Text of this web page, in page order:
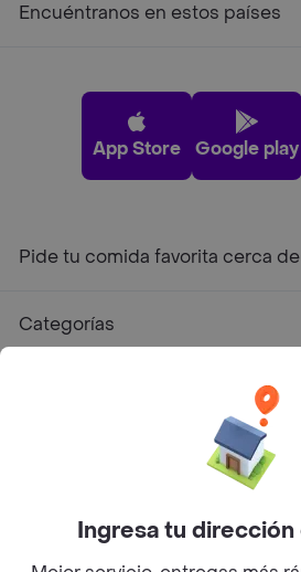
Encuéntranos en estos países
App Store Google play
Pide tu comida favorita cerca
Categorías
Ingresa tu dirección